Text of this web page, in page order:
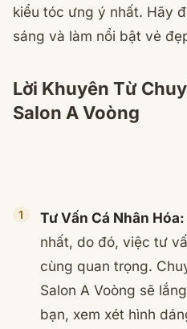
kiểu tóc ưng ý nhất. Hãy
sáng và làm nổi bật vẻ
Lời Khuyên Từ
Salon A Voòng
Tư Vấn Cá Nhân Hóa:
nhất, do đó, việc tư
cùng quan trọng.
Salon A Voòng sẽ
bạn, xem xét hình